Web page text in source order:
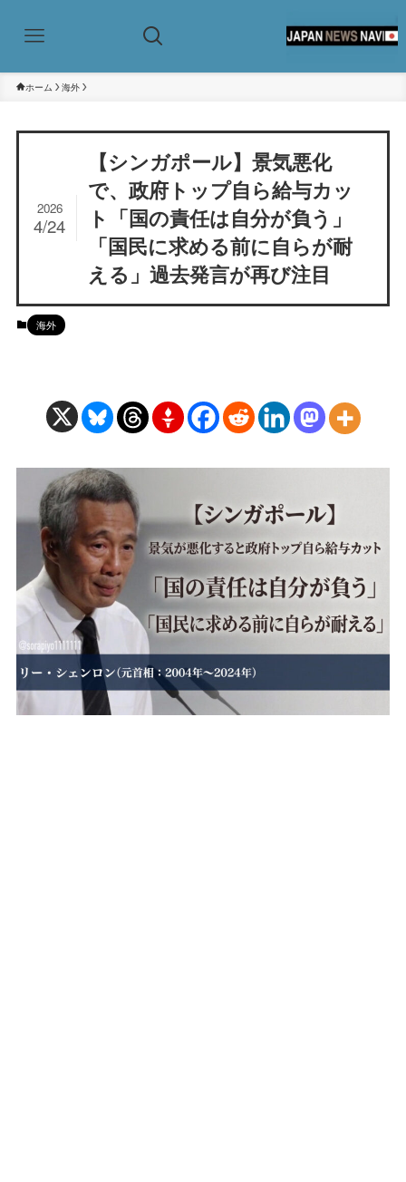
ホーム 海外
【シンガポール】景気悪化
で、政府トップ自ら給与カッ
ト「国の責任は自分が負う」
「国民に求める前に自らが耐
える」過去発言が再び注目
2026
4/24
海外